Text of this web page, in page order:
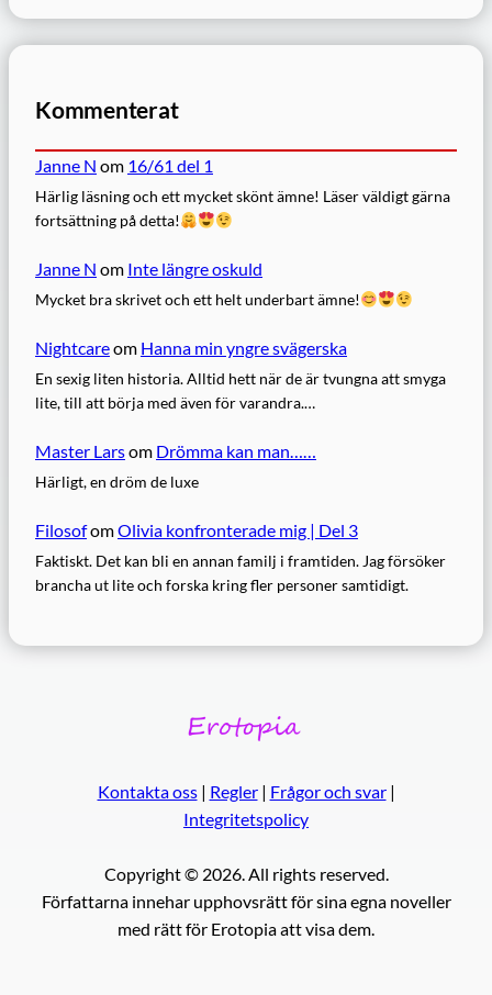
Kommenterat
Janne N om 16/61 del 1
Härlig läsning och ett mycket skönt ämne! Läser väldigt gärna
fortsättning på detta!
Janne N om Inte längre oskuld
Mycket bra skrivet och ett helt underbart ämne!
Nightcareom Hanna min yngre svägerska
En sexig liten historia. Alltid hett när de är tvungna att smyga
lite, till att börja med även för varandra.…
Master Larsom Drömma kan man……
Härligt, en dröm de luxe
FilosofomOlivia konfronterade mig | Del 3
Faktiskt. Det kan bli en annan familj i framtiden. Jag försöker
brancha ut lite och forska kring fler personer samtidigt.
Kontakta oss| Regler| Frågor och svar|
Integritetspolicy
Copyright © 2026. All rights reserved.
Författarna innehar upphovsrätt för sina egna noveller
med rätt för Erotopia att visa dem.